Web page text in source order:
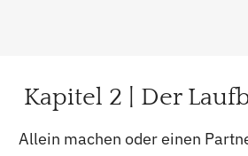
Kapitel 2 | Der
Allein machen oder einen